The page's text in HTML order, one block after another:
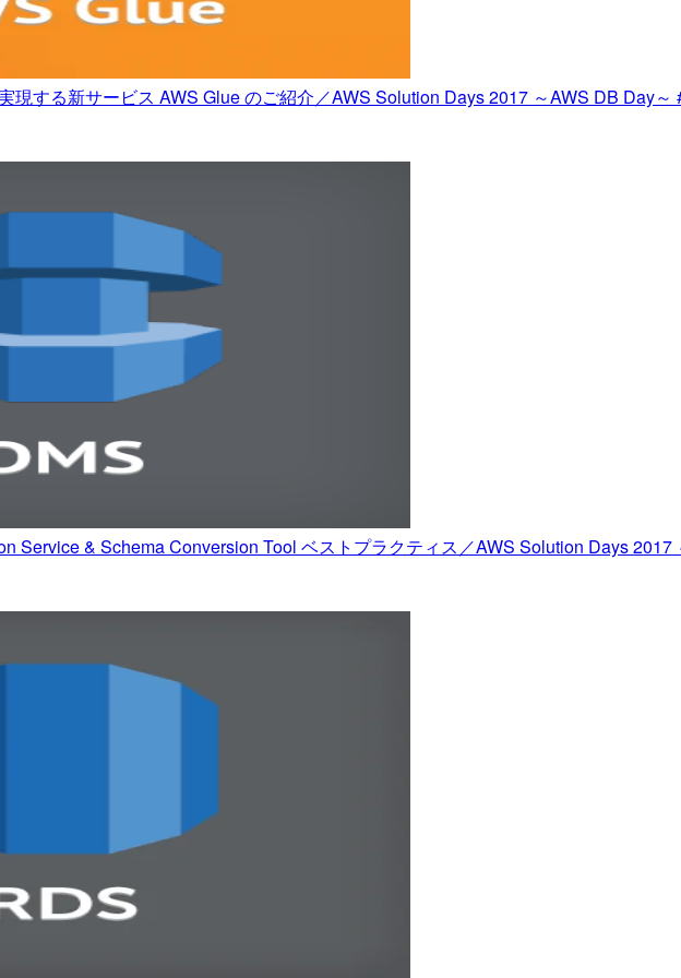
現する新サービス AWS Glue のご紹介／AWS Solution Days 2017 ～AWS DB Day～
Service & Schema Conversion Tool ベストプラクティス／AWS Solution Days